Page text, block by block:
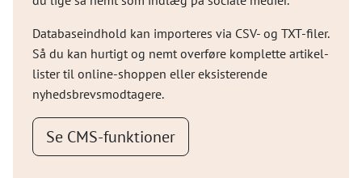
Databaseindhold kan importeres via CSV- og TXT-filer.
Så du kan hurtigt og nemt overføre komplette artikel-
lister til online-shoppen eller eksisterende
nyhedsbrevsmodtagere.
Se CMS-funktioner